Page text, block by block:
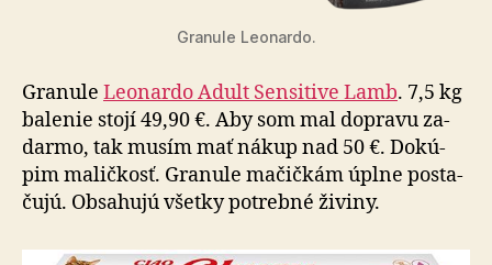
Granule Leonardo.
Granule Leonardo Adult Sensitive Lamb. 7,5 kg
balenie stojí 49,90 €. Aby som mal dopravu za­
dar­mo, tak musím mať nákup nad 50 €. Do­kú­
pim ma­lič­kosť. Granule mačičkám úplne posta­
ču­jú. Ob­sa­hu­jú všetky potrebné živiny.